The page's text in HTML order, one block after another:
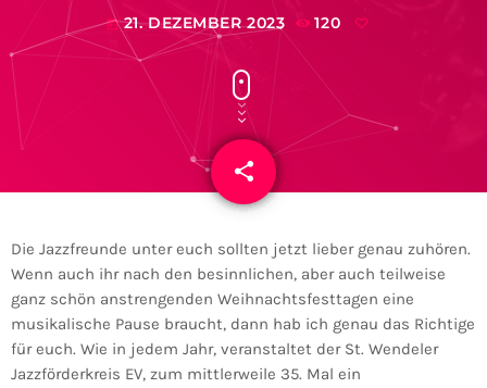
today 21. DEZEMBER 2023 120
share
email
Die Jazzfreunde unter euch sollten jetzt lieber genau zuhören.
Wenn auch ihr nach den besinnlichen, aber auch teilweise
ganz schön anstrengenden Weihnachtsfesttagen eine
musikalische Pause braucht, dann hab ich genau das Richtige
für euch. Wie in jedem Jahr, veranstaltet der St. Wendeler
Jazzförderkreis EV, zum mittlerweile 35. Mal ein